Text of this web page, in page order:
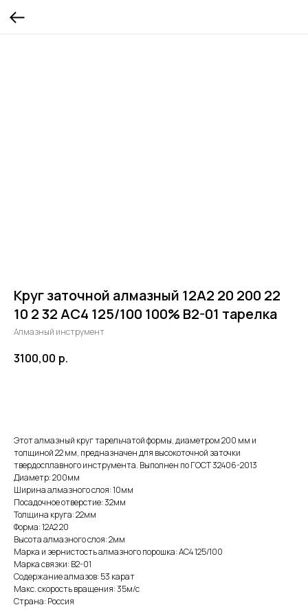
Круг заточной алмазный 12А2 20 200 22
10 2 32 АС4 125/100 100% В2-01 тарелка
Алмазный инструмент
3100,00 р.
Этот алмазный круг тарельчатой формы, диаметром 200 мм и
толщиной 22 мм, предназначен для высокоточной заточки
твердосплавного инструмента. Выполнен по ГОСТ 32406-2013
Диаметр: 200мм
Ширина алмазного слоя: 10мм
Посадочное отверстие: 32мм
Толщина круга: 22мм
Форма: 12А2 20
Высота алмазного слоя: 2мм
Марка и зернистость алмазного порошка: АС4 125/100
Марка связки: В2-01
Содержание алмазов: 53 карат
Макс. скорость вращения: 35м/с
Страна: Россия